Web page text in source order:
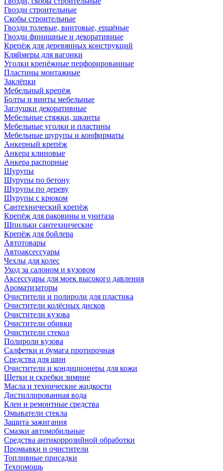
Гвозди строительные
Скобы строительные
Гвозди толевые, винтовые, ершёные
Гвозди финишные и декоративные
Крепёж для деревянных конструкций
Кляймеры для вагонки
Уголки крепёжные перфорированные
Пластины монтажные
Заклёпки
Мебельный крепёж
Болты и винты мебельные
Заглушки декоративные
Мебельные стяжки, шканты
Мебельные уголки и пластины
Мебельные шурупы и конфирматы
Анкерный крепёж
Анкера клиновые
Анкера распорные
Шурупы
Шурупы по бетону
Шурупы по дереву
Шурупы с крюком
Сантехнический крепёж
Крепёж для раковины и унитаза
Шпильки сантехнические
Крепёж для бойлера
Автотовары
Автоаксессуары
Чехлы для колес
Уход за салоном и кузовом
Аксессуары для моек высокого давления
Ароматизаторы
Очистители и полироли для пластика
Очистители колёсных дисков
Очистители кузова
Очистители обивки
Очистители стекол
Полироли кузова
Салфетки и бумага протирочная
Средства для шин
Очистители и кондиционеры для кожи
Щетки и скребки зимние
Масла и технические жидкости
Дистиллированная вода
Клеи и ремонтные средства
Омыватели стекла
Защита зажигания
Смазки автомобильные
Средства антикоррозийной обработки
Промывки и очистители
Топливные присадки
Техпомощь